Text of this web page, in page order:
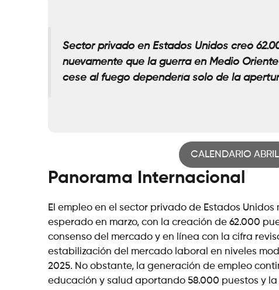
Sector privado en Estados Unidos creó
nuevamente que la guerra en Medio
cese al fuego dependería solo de la
CALENDARIO ABRIL
Panorama Internacional
El empleo en el sector privado de Estados
esperado en marzo, con la creación de 62.000
consenso del mercado y en línea con la cifra
estabilización del mercado laboral en niveles
2025. No obstante, la generación de empleo
educación y salud aportando 58.000 puestos y